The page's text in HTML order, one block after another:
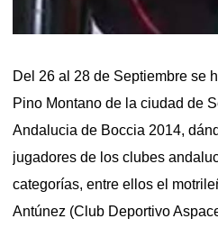
Del 26 al 28 de Septiembre se
Pino Montano de la ciudad de
Andalucia de Boccia 2014,
jugadores de los clubes
categorías, entre ellos el
Antúnez (Club Deportivo